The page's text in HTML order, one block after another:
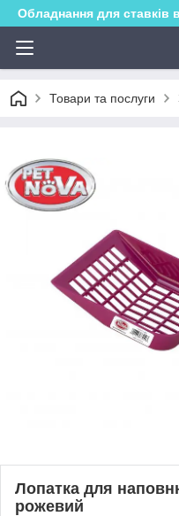
Обладнання для ставків
Товари та послуги
Лопатка для
рожевий